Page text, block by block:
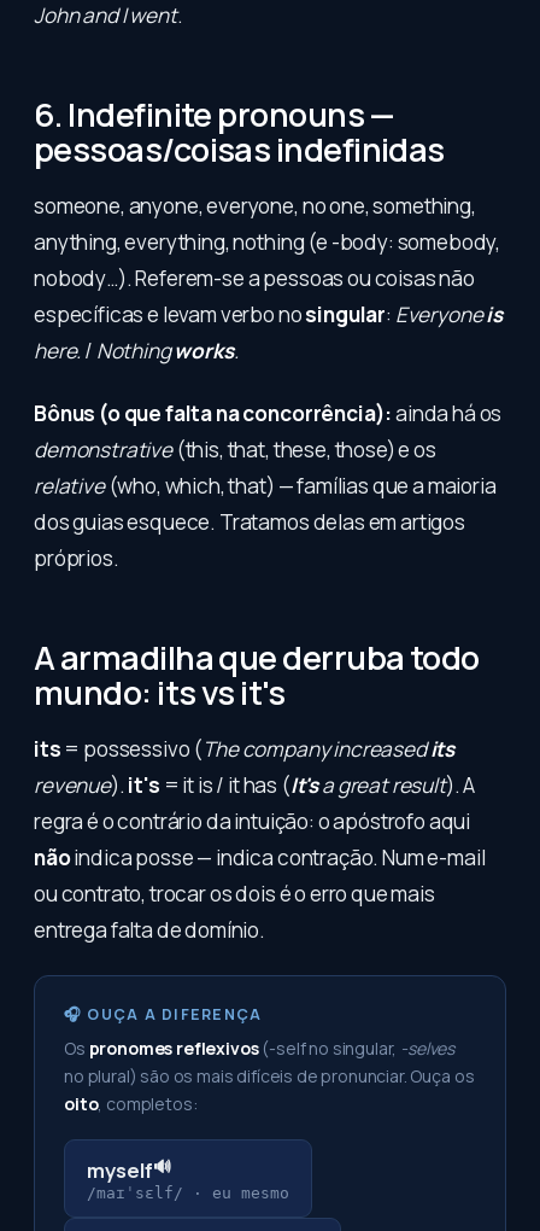
John and I went.
6. Indefinite pronouns —
pessoas/coisas indefinidas
someone, anyone, everyone, no one, something,
anything, everything, nothing (e -body: somebody,
nobody…). Referem-se a pessoas ou coisas não
específicas e levam verbo nosingular: Everyoneis
here. / Nothingworks.
Bônus (o que falta na concorrência):ainda há os
demonstrative(this, that, these, those) e os
relative(who, which, that) — famílias que a maioria
dos guias esquece. Tratamos delas em artigos
próprios.
A armadilha que derruba todo
mundo: its vs it's
its = possessivo (The company increasedits
revenue). it's = it is / it has (It'sa great result). A
regra é o contrário da intuição: o apóstrofo aqui
nãoindica posse — indica contração. Num e-mail
ou contrato, trocar os dois é o erro que mais
entrega falta de domínio.
🎧 OUÇA A DIFERENÇA
Os pronomes reflexivos(-self no singular, -selves
no plural) são os mais difíceis de pronunciar. Ouça os
oito, completos:
myself🔊
/maɪˈsɛlf/ · eu mesmo